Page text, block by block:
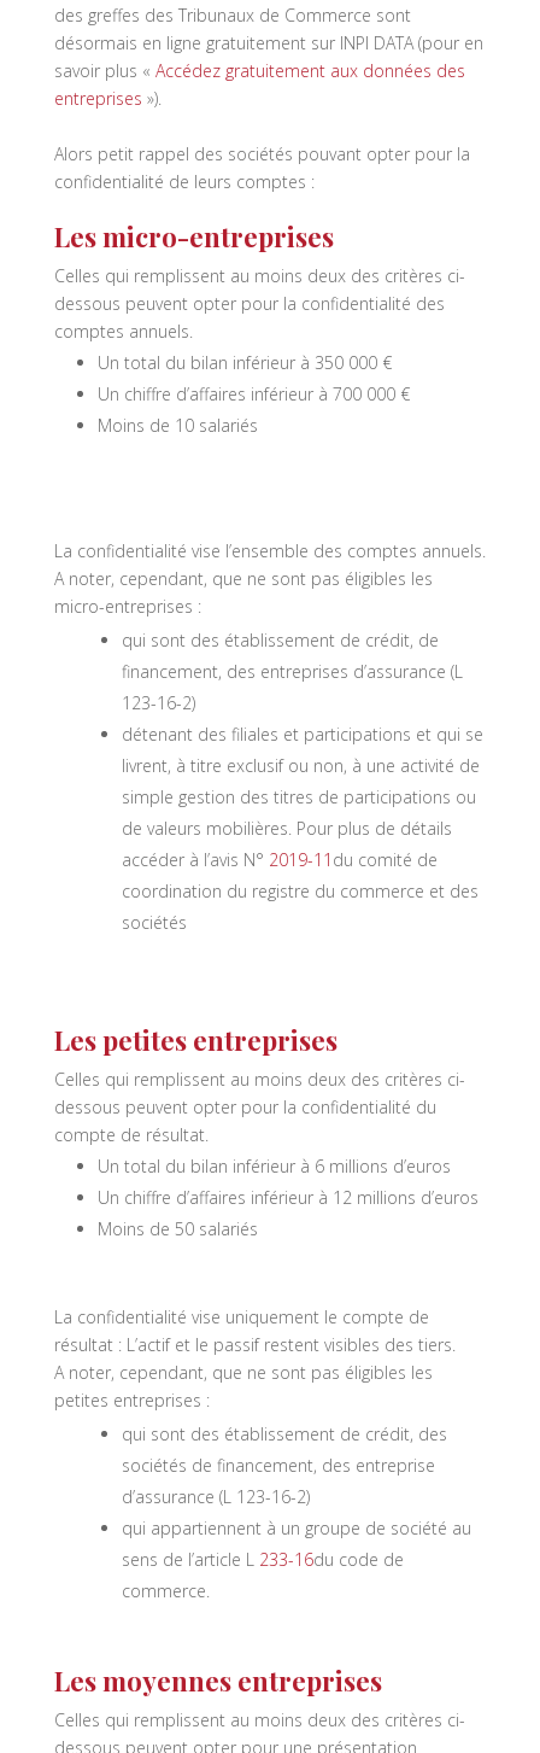
des greffes des Tribunaux de Commerce sont
désormais en ligne gratuitement sur INPI DATA (pour en
savoir plus « Accédez gratuitement aux données des
entreprises »).
Alors petit rappel des sociétés pouvant opter pour la
confidentialité de leurs comptes :
Les micro-entreprises
Celles qui remplissent au moins deux des critères ci-
dessous peuvent opter pour la confidentialité des
comptes annuels.
Un total du bilan inférieur à 350 000 €
Un chiffre d’affaires inférieur à 700 000 €
Moins de 10 salariés
La confidentialité vise l’ensemble des comptes annuels.
A noter, cependant, que ne sont pas éligibles les
micro-entreprises :
qui sont des établissement de crédit, de
financement, des entreprises d’assurance (L
123-16-2)
détenant des filiales et participations et qui se
livrent, à titre exclusif ou non, à une activité de
simple gestion des titres de participations ou
de valeurs mobilières. Pour plus de détails
accéder à l’avis N° 2019-11 du comité de
coordination du registre du commerce et des
sociétés
Les petites entreprises
Celles qui remplissent au moins deux des critères ci-
dessous peuvent opter pour la confidentialité du
compte de résultat.
Un total du bilan inférieur à 6 millions d’euros
Un chiffre d’affaires inférieur à 12 millions d’euros
Moins de 50 salariés
La confidentialité vise uniquement le compte de
résultat : L’actif et le passif restent visibles des tiers.
A noter, cependant, que ne sont pas éligibles les
petites entreprises :
qui sont des établissement de crédit, des
sociétés de financement, des entreprise
d’assurance (L 123-16-2)
qui appartiennent à un groupe de société au
sens de l’article L 233-16du code de
commerce.
Les moyennes entreprises
Celles qui remplissent au moins deux des critères ci-
dessous peuvent opter pour une présentation